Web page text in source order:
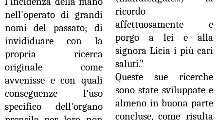
nell'operato di grandi
nomi del passato; di
invididuare con la
propria ricerca
originale come
avvenisse e con quali
conseguenze l'uso
specifico dell'organo
ricordo
affettuosamente e
porgo a lei e alla
signora Licia i più cari
saluti.”
Queste sue ricerche
sono state sviluppate e
almeno in buona parte
concluse, come risulta